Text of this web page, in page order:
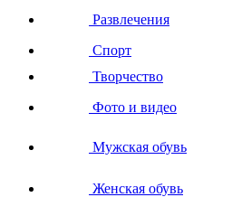
Развлечения
Спорт
Творчество
Фото и видео
Мужская обувь
Женская обувь